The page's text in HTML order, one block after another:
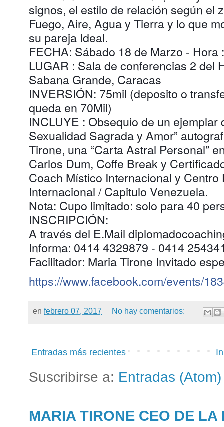
signos, el estilo de relación según el
Fuego, Aire, Agua y Tierra y lo que
su pareja Ideal.
FECHA: Sábado 18 de Marzo - Hora
LUGAR : Sala de conferencias 2 del
Sabana Grande, Caracas
INVERSIÓN: 75mil (deposito o
queda en 70Mil)
INCLUYE : Obsequio de un
Sexualidad Sagrada y Amor”
Tirone, una “Carta Astral Personal”
Carlos Dum, Coffe Break y
Coach Místico Internacional y
Internacional / Capitulo Venezuela.
Nota: Cupo limitado: solo para 40
INSCRIPCIÓN:
A través del E.Mail
Informa: 0414 4329879 - 0414
Facilitador: Maria Tirone Invitado
https://www.facebook.com/events/
en febrero 07, 2017 No hay comentarios:
Entradas más recientes
Suscribirse a: Entradas (Atom)
MARIA TIRONE CEO DE LA